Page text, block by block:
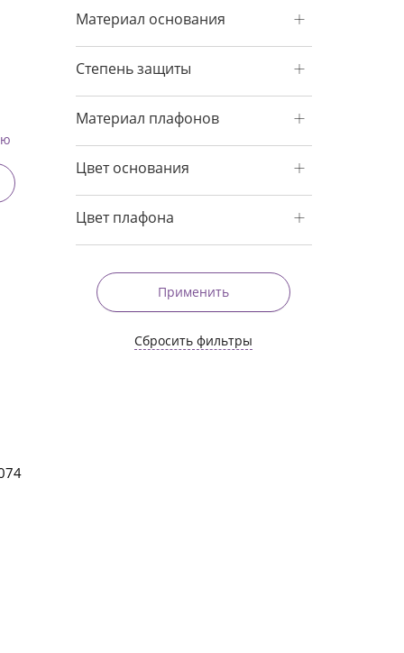
Материал основания
Степень защиты
Материал плафонов
Цвет основания
Цвет плафона
Применить
Сбросить фильтры